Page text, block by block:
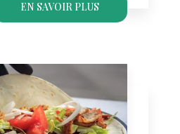
EN SAVOIR PLUS